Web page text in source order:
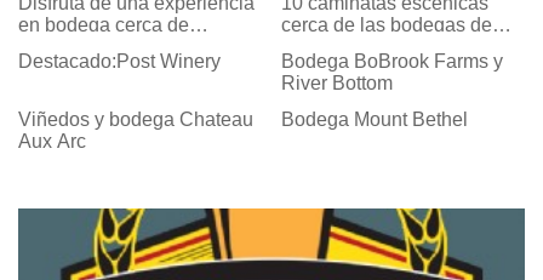
en bodega cerca de
cerca de las bodegas de
Destacado:Post Winery
Bodega BoBrook Farms y
River Bottom
Viñedos y bodega Chateau
Aux Arc
Bodega Mount Bethel